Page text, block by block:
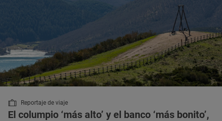
Reportaje de viaje
El columpio ‘más alto’ y el banco ‘más bonito’,